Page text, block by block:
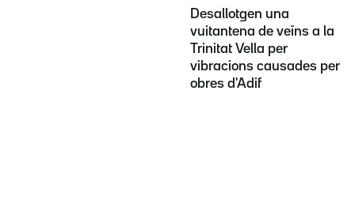
Desallotgen una
vuitantena de veïns a la
Trinitat Vella per
vibracions causades per
obres d'Adif